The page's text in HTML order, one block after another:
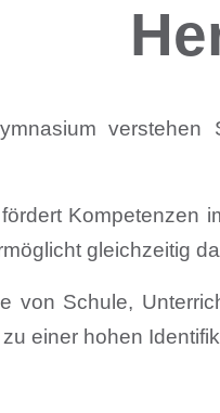
Kompetenzen
gleichzeitig
von Schule,
einer hohen